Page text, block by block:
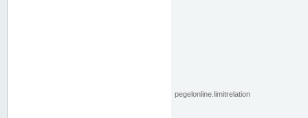
pegelonline.limitrelation